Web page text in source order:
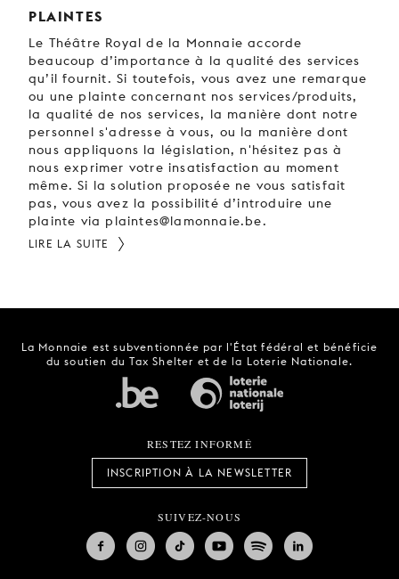
PLAINTES
Le Théâtre Royal de la Monnaie accorde
beaucoup d’importance à la qualité des services
qu’il fournit. Si toutefois, vous avez une remarque
ou une plainte concernant nos services/produits,
la qualité de nos services, la manière dont notre
personnel s'adresse à vous, ou la manière dont
nous appliquons la législation, n'hésitez pas à
nous exprimer votre insatisfaction au moment
même. Si la solution proposée ne vous satisfait
pas, vous avez la possibilité d’introduire une
plainte via plaintes@lamonnaie.be.
LIRE LA SUITE
La Monnaie est subventionnée par l'État fédéral et bénéficie
du soutien du Tax Shelter et de la Loterie Nationale.
RESTEZ INFORMÉ
INSCRIPTION À LA NEWSLETTER
SUIVEZ-NOUS